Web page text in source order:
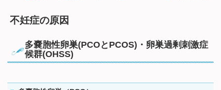
不妊症の原因
多嚢胞性卵巣(PCOとPCOS)・卵巣過剰刺激症
候群(OHSS)